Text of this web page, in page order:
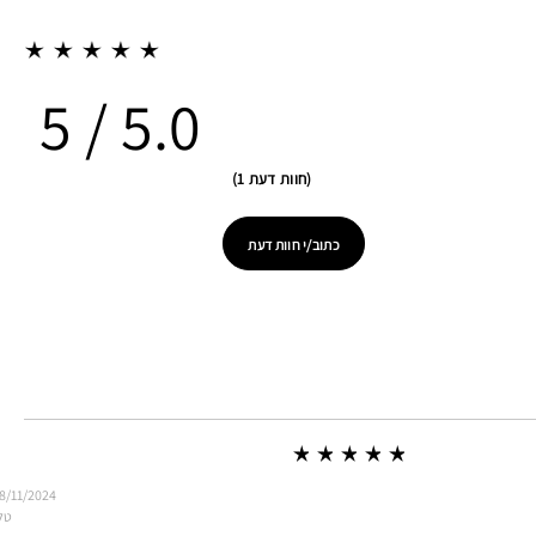
5.0
חוות דעת 1
כתוב/י חוות דעת
11/2024